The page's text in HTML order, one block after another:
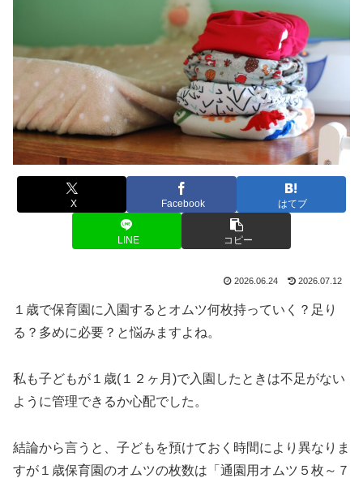
X Facebook はてブ
LINE コピー
2026.06.24 2026.07.12
１歳で保育園に入園するとオムツ何枚持っていく？足り
る？多めに必要？と悩みますよね。
私も子どもが１歳(１２ヶ月)で入園したときは不足がない
ように管理できるか心配でした。
結論から言うと、子どもを預けておく時間により異なりま
すが１歳保育園のオムツの枚数は「通園用オムツ５枚～７